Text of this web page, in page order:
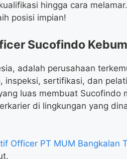
hingga cara
posisi impian!
Sucofindo
adalah perusahaan
inspeksi, sertifikasi, dan
luas membuat Sucofindo
di lingkungan yang
Officer PT MUM Bangkalan